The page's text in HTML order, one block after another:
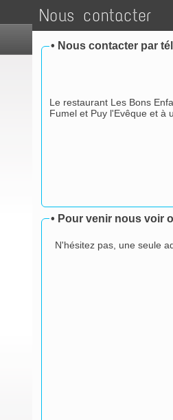
Nous contacter
• Nous contacter par
Le restaurant Les Bons
Fumel et Puy l'Evêque et à
• Pour venir nous voir
N'hésitez pas, une seule